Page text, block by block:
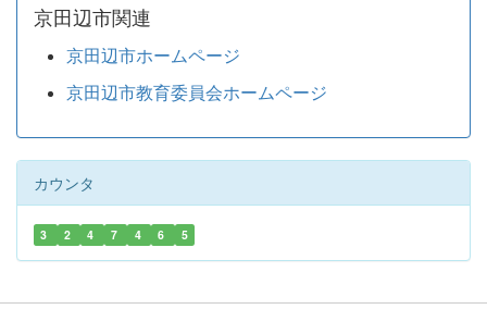
京田辺市関連
京田辺市ホームページ
京田辺市教育委員会ホームページ
カウンタ
3 2 4 7 4 6 5